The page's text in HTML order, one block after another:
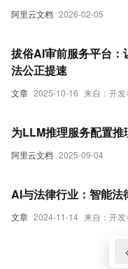
阿里云文档 2026-02-05
文章 2025-10-16 来自：开发
拔俗AI审前服务平台：
法公正提速
阿里云文档 2025-09-04
为LLM推理服务配置推
文章 2024-11-14 来自：开发
AI与法律行业：智能法